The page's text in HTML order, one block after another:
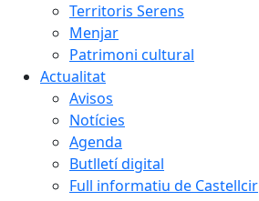
Territoris Serens
Menjar
Patrimoni cultural
Actualitat
Avisos
Notícies
Agenda
Butlletí digital
Full informatiu de Castellcir